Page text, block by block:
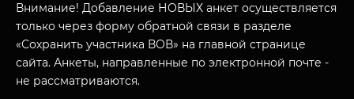
МУЗЕЙНЫЙ КОМПЛЕКС
ПОСЕТИТЕЛЯМ
НАЗАД
Внимание! Добавление НОВЫХ анкет осуществляется
только через форму обратной связи в разделе
«Сохранить участника ВОВ» на главной странице
сайта. Анкеты, направленные по электронной почте -
не рассматриваются.